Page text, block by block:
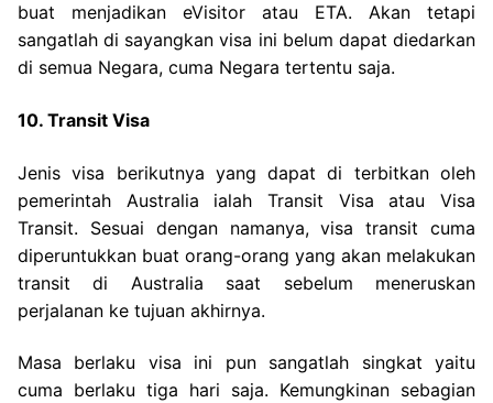
buat menjadikan eVisitor atau ETA. Akan tetapi
sangatlah di sayangkan visa ini belum dapat diedarkan
di semua Negara, cuma Negara tertentu saja.
10. Transit Visa
Jenis visa berikutnya yang dapat di terbitkan oleh
pemerintah Australia ialah Transit Visa atau Visa
Transit. Sesuai dengan namanya, visa transit cuma
diperuntukkan buat orang-orang yang akan melakukan
transit di Australia saat sebelum meneruskan
perjalanan ke tujuan akhirnya.
Masa berlaku visa ini pun sangatlah singkat yaitu
cuma berlaku tiga hari saja. Kemungkinan sebagian